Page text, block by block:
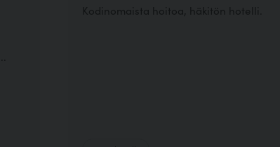
Kodinomaista hoitoa, häkitön hotelli.